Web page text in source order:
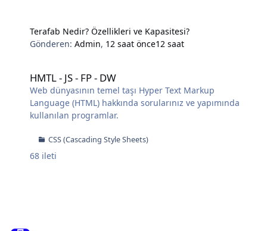
Terafab Nedir? Özellikleri ve Kapasitesi?
Gönderen:Admin, 12 saat önce12 saat
HMTL - JS - FP - DW
Web dünyasının temel taşı Hyper Text Markup
Language (HTML) hakkında sorularınız ve yapımında
kullanılan programlar.
CSS (Cascading Style Sheets)
68 ileti